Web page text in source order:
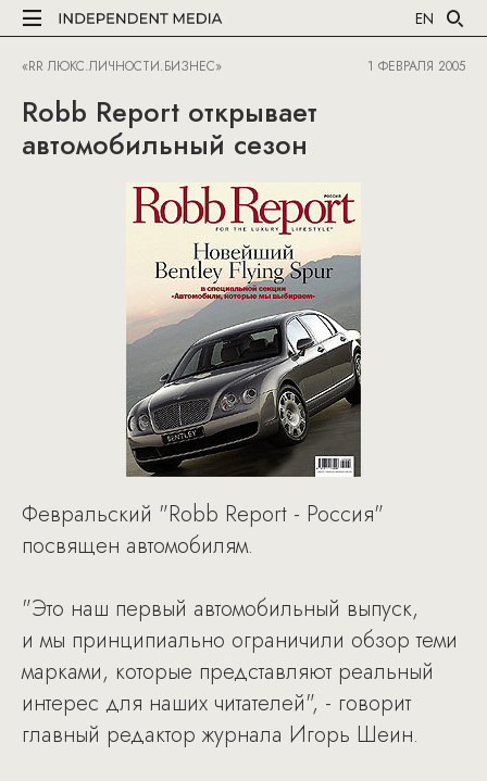
EN
«RR ЛЮКС.ЛИЧНОСТИ.БИЗНЕС» 1 ФЕВРАЛЯ 2005
Robb Report открывает
автомобильный сезон
Февральский "Robb Report - Россия"
посвящен автомобилям.
"Это наш первый автомобильный выпуск,
и мы принципиально ограничили обзор теми
марками, которые представляют реальный
интерес для наших читателей", - говорит
главный редактор журнала Игорь Шеин.